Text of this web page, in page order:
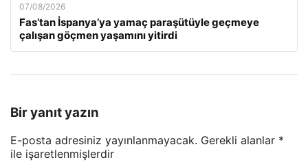
07/08/2026
Fas’tan İspanya’ya yamaç paraşütüyle geçmeye
çalışan göçmen yaşamını yitirdi
Bir yanıt yazın
E-posta adresiniz yayınlanmayacak. Gerekli alanlar *
ile işaretlenmişlerdir